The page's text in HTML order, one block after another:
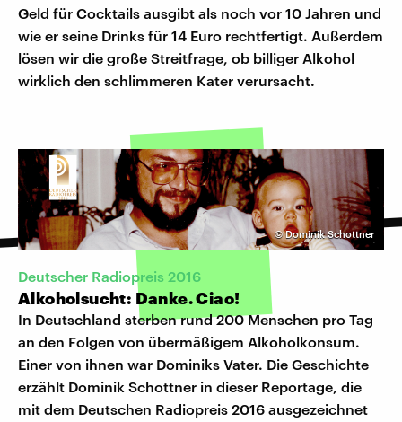
Geld für Cocktails ausgibt als noch vor 10 Jahren und
wie er seine Drinks für 14 Euro rechtfertigt. Außerdem
lösen wir die große Streitfrage, ob billiger Alkohol
wirklich den schlimmeren Kater verursacht.
©Dominik Schottner
Deutscher Radiopreis 2016
Alkoholsucht: Danke. Ciao!
In Deutschland sterben rund 200 Menschen pro Tag
an den Folgen von übermäßigem Alkoholkonsum.
Einer von ihnen war Dominiks Vater. Die Geschichte
erzählt Dominik Schottner in dieser Reportage, die
mit dem Deutschen Radiopreis 2016 ausgezeichnet